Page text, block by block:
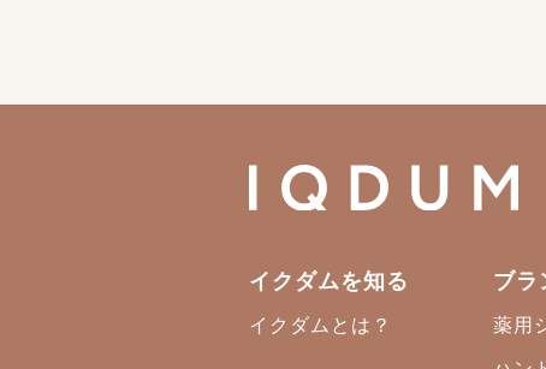
イクダムを知る
イクダムとは？
ブラ
薬用